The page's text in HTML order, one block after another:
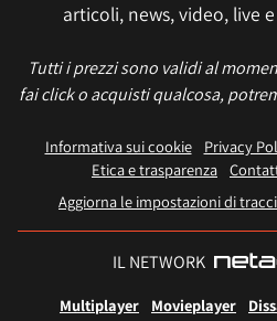
articoli, news, video, live
Tutti i prezzi sono validi al
fai click o acquisti qualcosa,
Informativa sui cookie Privacy
Etica e trasparenza
Aggiorna le impostazioni di
IL NETWORK
Multiplayer Movieplayer